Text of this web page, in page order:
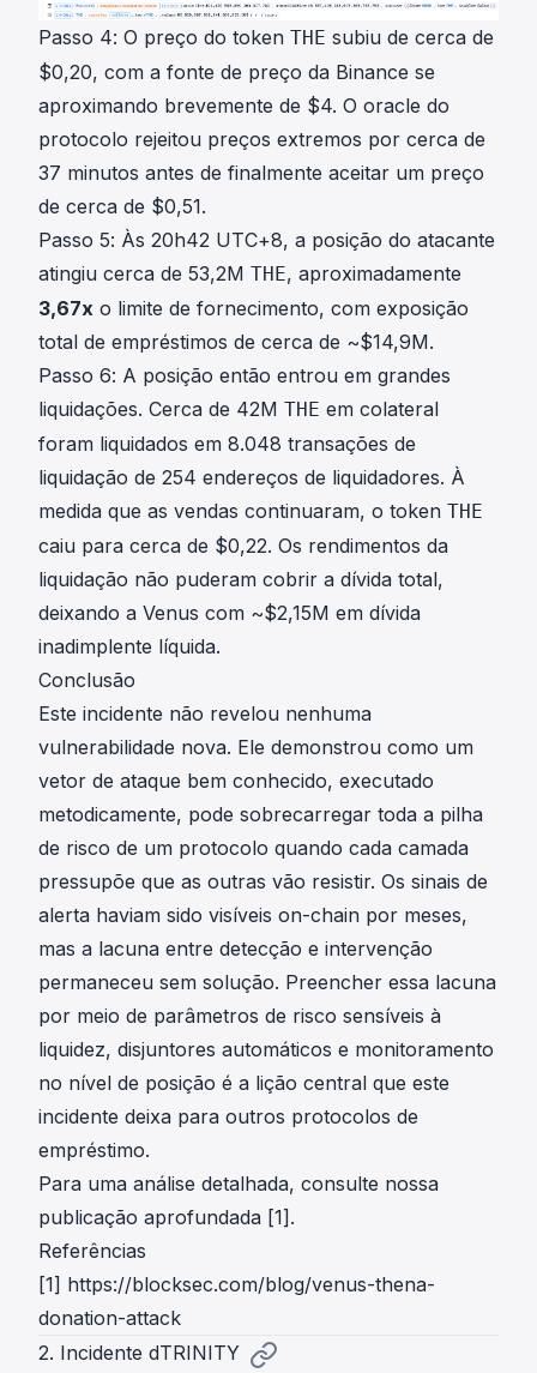
Passo 4: O preço do token THE subiu de cerca de
$0,20, com a fonte de preço da Binance se
aproximando brevemente de $4. O oracle do
protocolo rejeitou preços extremos por cerca de
37 minutos antes de finalmente aceitar um preço
de cerca de $0,51.
Passo 5: Às 20h42 UTC+8, a posição do atacante
atingiu cerca de 53,2M THE, aproximadamente
3,67x o limite de fornecimento, com exposição
total de empréstimos de cerca de ~$14,9M.
Passo 6: A posição então entrou em grandes
liquidações. Cerca de 42M THE em colateral
foram liquidados em 8.048 transações de
liquidação de 254 endereços de liquidadores. À
medida que as vendas continuaram, o token THE
caiu para cerca de $0,22. Os rendimentos da
liquidação não puderam cobrir a dívida total,
deixando a Venus com ~$2,15M em dívida
inadimplente líquida.
Conclusão
Este incidente não revelou nenhuma
vulnerabilidade nova. Ele demonstrou como um
vetor de ataque bem conhecido, executado
metodicamente, pode sobrecarregar toda a pilha
de risco de um protocolo quando cada camada
pressupõe que as outras vão resistir. Os sinais de
alerta haviam sido visíveis on-chain por meses,
mas a lacuna entre detecção e intervenção
permaneceu sem solução. Preencher essa lacuna
por meio de parâmetros de risco sensíveis à
liquidez, disjuntores automáticos e monitoramento
no nível de posição é a lição central que este
incidente deixa para outros protocolos de
empréstimo.
Para uma análise detalhada, consulte nossa
publicação aprofundada [1].
Referências
[1] https://blocksec.com/blog/venus-thena-
donation-attack
2. Incidente dTRINITY